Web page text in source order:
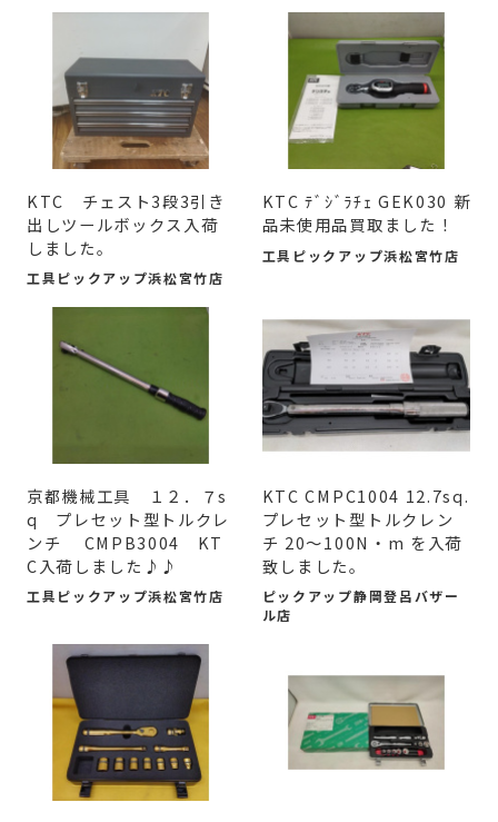
KTC チェスト3段3引き
出しツールボックス入荷
しました。
工具ピックアップ浜松宮竹店
KTC ﾃﾞｼﾞﾗﾁｪ GEK030 新
品未使用品買取ました！
工具ピックアップ浜松宮竹店
京都機械工具 １２．７s
q プレセット型トルクレ
ンチ CMPB3004 KT
C入荷しました♪♪
工具ピックアップ浜松宮竹店
KTC CMPC1004 12.7sq.
プレセット型トルクレン
チ 20～100N・m を入荷
致しました。
ピックアップ静岡登呂バザー
ル店